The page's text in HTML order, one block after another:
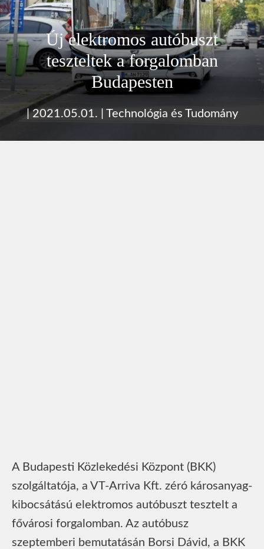
Új elektromos autóbuszt
teszteltek a forgalomban
Budapesten
|2021.05.01. Technológia és Tudomány
A Budapesti Közlekedési Központ (BKK)
szolgáltatója, a VT-Arriva Kft. zéró károsanyag-
kibocsátású elektromos autóbuszt tesztelt a
fővárosi forgalomban. Az autóbusz
szeptemberi bemutatásán Borsi Dávid, a BKK